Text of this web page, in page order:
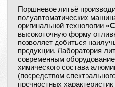
Поршневое литьё
полуавтоматических
оригинальной технологии
высокоточную форму
позволяет добиться
продукции. Лаборатория
современным
химического состава
(посредством
прочностных